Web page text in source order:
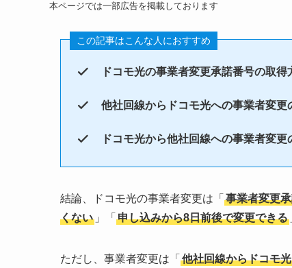
本ページでは一部広告を掲載しております
この記事はこんな人におすすめ
ドコモ光の事業者変更承諾番号の取
他社回線からドコモ光への事業者変更
ドコモ光から他社回線への事業者変
結論、ドコモ光の事業者変更は「 事業者変更
くない 」「 申し込みから8日前後で変更できる
ただし、事業者変更は「 他社回線からドコモ